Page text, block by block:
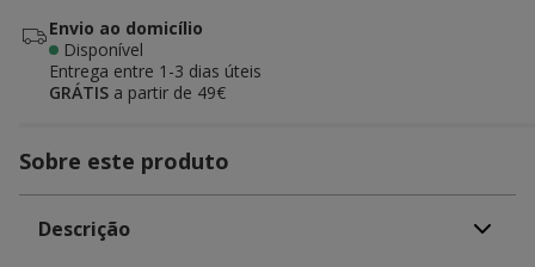
Envio ao domicílio
Disponível
Entrega entre 1-3 dias úteis
GRÁTIS a partir de 49€
Sobre este produto
Descrição